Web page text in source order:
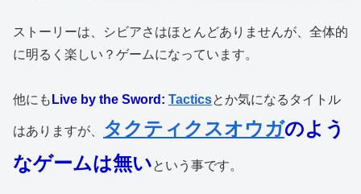
ストーリーは、シビアさはほとんどありませんが、全体的
に明るく楽しい？ゲームになっています。
他にも Live by the Sword: Tacticsとか気になるタイトル
はありますが、 タクティクスオウガのよう
なゲームは無いという事です。